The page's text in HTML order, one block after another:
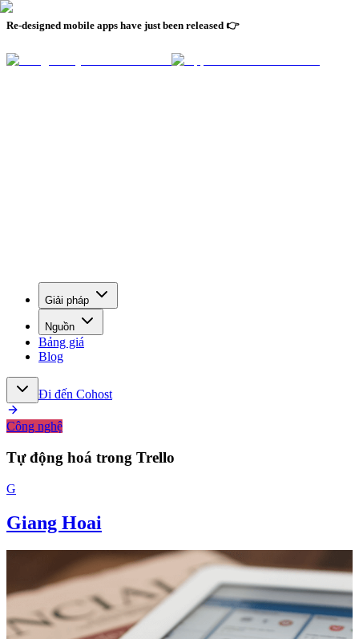
Re-designed mobile apps have just been released 👉
Giải pháp
Nguồn
Bảng giá
Blog
Đi đến Cohost
Công nghệ
Tự động hoá trong Trello
G
Giang Hoai